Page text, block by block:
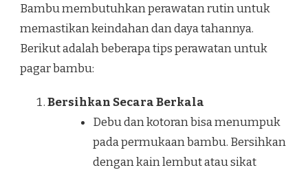
Bambu membutuhkan perawatan rutin untuk
memastikan keindahan dan daya tahannya.
Berikut adalah beberapa tips perawatan untuk
pagar bambu:
Bersihkan Secara Berkala
Debu dan kotoran bisa menumpuk
pada permukaan bambu. Bersihkan
dengan kain lembut atau sikat